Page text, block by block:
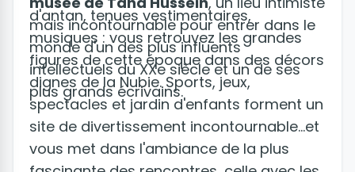
mais incontournable pour entrer dans le
monde d'un des plus influents
intellectuels du XXe siècle et un de ses
plus grands écrivains.
d'antan, tenues vestimentaires,
musiques : vous retrouvez les grandes
figures de cette époque dans des décors
dignes de la Nubie. Sports, jeux,
spectacles et jardin d'enfants forment un
site de divertissement incontournable...et
vous met dans l'ambiance de la plus